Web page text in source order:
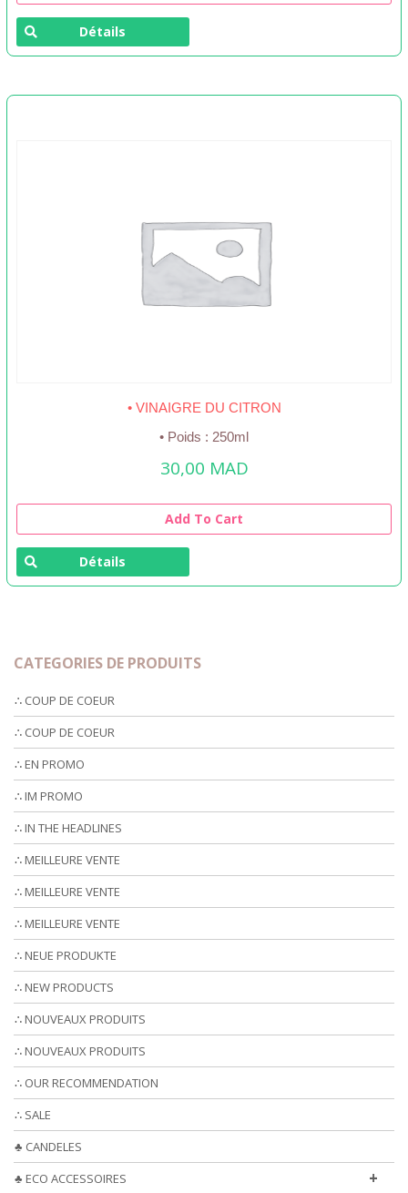
Détails
• VINAIGRE DU CITRON
• Poids : 250ml
30,00 MAD
Add To Cart
Détails
CATEGORIES DE PRODUITS
∴ COUP DE COEUR
∴ COUP DE COEUR
∴ EN PROMO
∴ IM PROMO
∴ IN THE HEADLINES
∴ MEILLEURE VENTE
∴ MEILLEURE VENTE
∴ MEILLEURE VENTE
∴ NEUE PRODUKTE
∴ NEW PRODUCTS
∴ NOUVEAUX PRODUITS
∴ NOUVEAUX PRODUITS
∴ OUR RECOMMENDATION
∴ SALE
♣ CANDELES
+
♣ ECO ACCESSOIRES